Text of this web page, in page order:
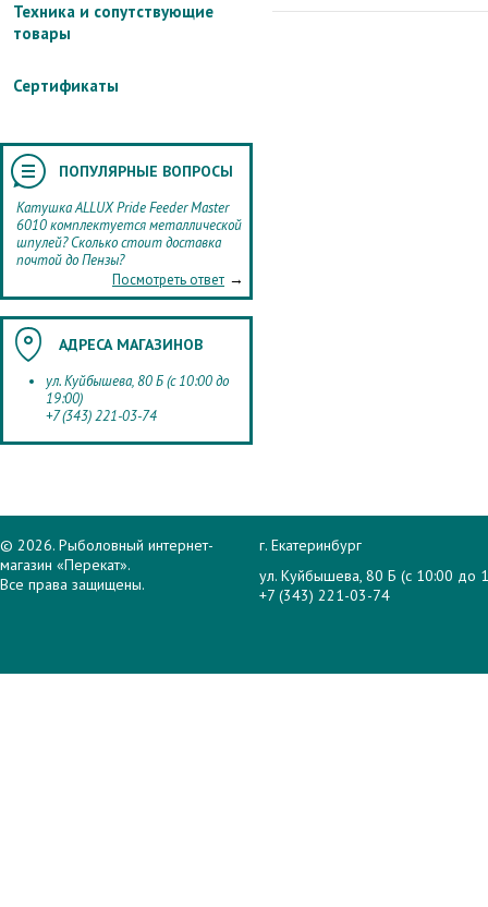
Техника и сопутствующие
товары
Сертификаты
ПОПУЛЯРНЫЕ ВОПРОСЫ
Катушка ALLUX Pride Feeder Master
6010 комплектуется металлической
шпулей? Сколько стоит доставка
почтой до Пензы?
Посмотреть ответ →
АДРЕСА МАГАЗИНОВ
ул. Куйбышева, 80 Б (с 10:00 до
19:00)
+7 (343) 221-03-74
© 2026. Рыболовный интернет-
магазин «Перекат».
Все права защищены.
г. Екатеринбург
ул. Куйбышева, 80 Б (с 10:00 до
+7 (343) 221-03-74